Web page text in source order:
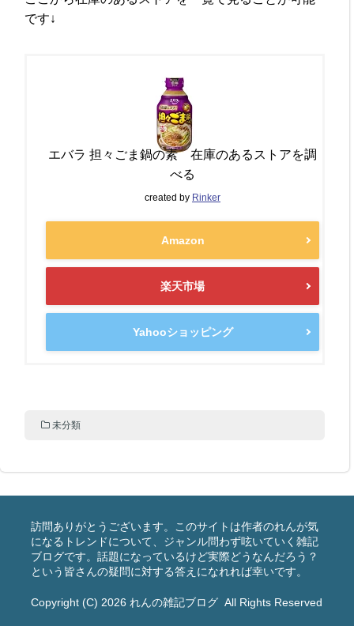
です↓
エバラ 担々ごま鍋の素 在庫のあるストアを調
べる
created by Rinker
Amazon
楽天市場
Yahooショッピング
未分類
訪問ありがとうございます。このサイトは作者のれんが気
になるトレンドについて、ジャンル問わず呟いていく雑記
ブログです。話題になっているけど実際どうなんだろう？
という皆さんの疑問に対する答えになれれば幸いです。
Copyright (C) 2026れんの雑記ブログ All Rights Reserved